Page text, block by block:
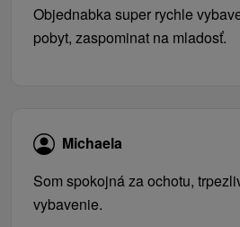
Objednabka super rychle
pobyt, zaspominat na mladosť.
Michaela
Som spokojná za ochotu,
vybavenie.